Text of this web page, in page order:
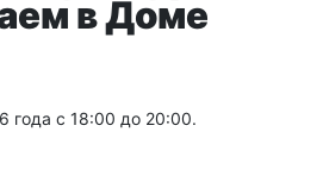
в Доме
года с 18:00 до 20:00.